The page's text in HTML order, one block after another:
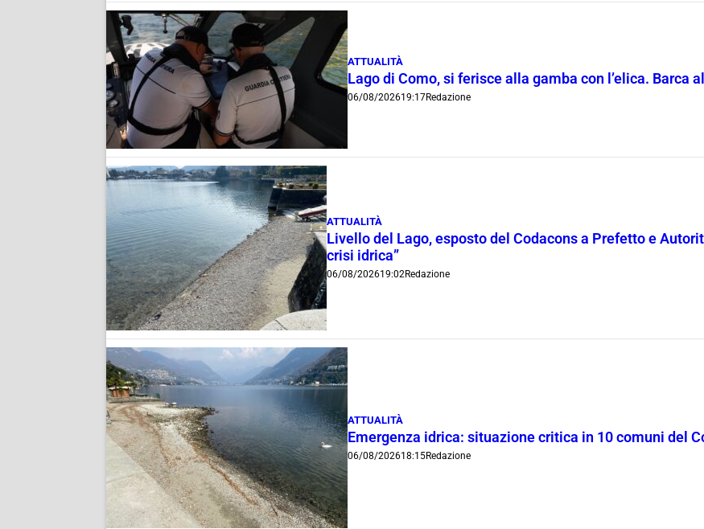
ATTUALITÀ
Lago di Como, si ferisce alla gamba con l’elica. Barca
06/08/202619:17Redazione
ATTUALITÀ
Livello del Lago, esposto del Codacons a Prefetto e
crisi idrica”
06/08/202619:02Redazione
ATTUALITÀ
Emergenza idrica: situazione critica in 10 comuni del
06/08/202618:15Redazione